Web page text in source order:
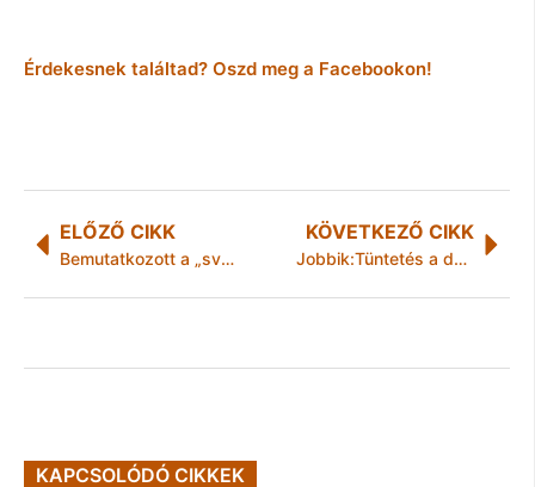
Érdekesnek találtad? Oszd meg a Facebookon!
ELŐZŐ CIKK
Bemutatkozott a „svéd szépség”
KÖVETKEZŐ CIKK
Jobbik:Tüntetés a debreceni migránsszálló zárttá tételéért
KAPCSOLÓDÓ CIKKEK